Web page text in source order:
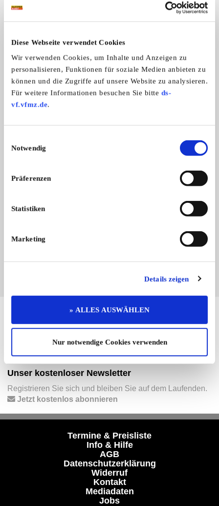
Diese Webseite verwendet Cookies
Wir verwenden Cookies, um Inhalte und Anzeigen zu
personalisieren, Funktionen für soziale Medien anbieten zu
können und die Zugriffe auf unsere Website zu analysieren.
Für weitere Informationen besuchen Sie bitte ds-
vf.vfmz.de.
Notwendig
Präferenzen
Statistiken
Marketing
Details zeigen
» ALLES AUSWÄHLEN
Nur notwendige Cookies verwenden
Allgemeine Angaben
Alle Marken
Oldtimerclub Niedergrafschaft e.V.
Branchenbuch-Eintrag übernehmen
ergänzen und für sich zu nutzen:
Hier finden Sie mehr von OLDTIMER MARKT
Folgen Sie uns auf unseren Social-Media-Seiten oder
laden Sie unsere Termine-App herunter:
Unser kostenloser Newsletter
Registrieren Sie sich und bleiben Sie auf dem Laufenden.
Jetzt kostenlos abonnieren
Termine & Preisliste
Info & Hilfe
AGB
Datenschutzerklärung
Widerruf
Kontakt
Mediadaten
Jobs